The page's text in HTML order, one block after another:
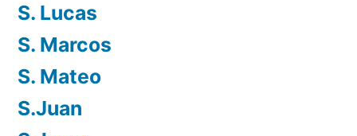
S. Lucas
S. Marcos
S. Mateo
S.Juan